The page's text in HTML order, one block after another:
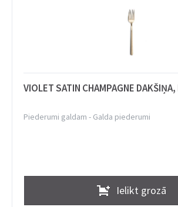
VIOLET SATIN CHAMPAGNE
Piederumi galdam - Galda piederumi
Ielikt grozā